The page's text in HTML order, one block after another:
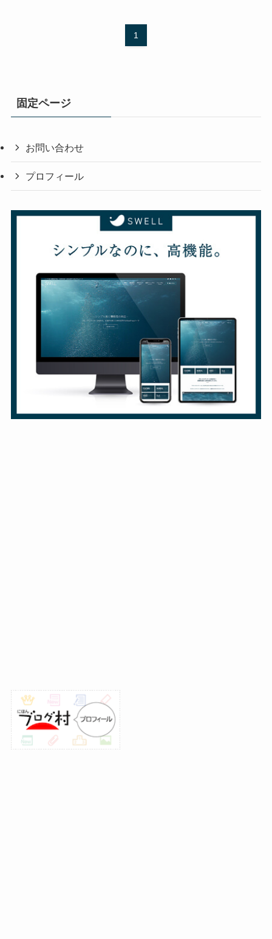
1
固定ページ
お問い合わせ
プロフィール